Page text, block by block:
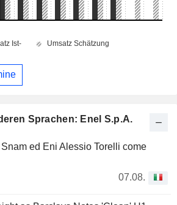
Sprachen: Enel S.p.A.
ed Eni Alessio Torelli come
07.08.